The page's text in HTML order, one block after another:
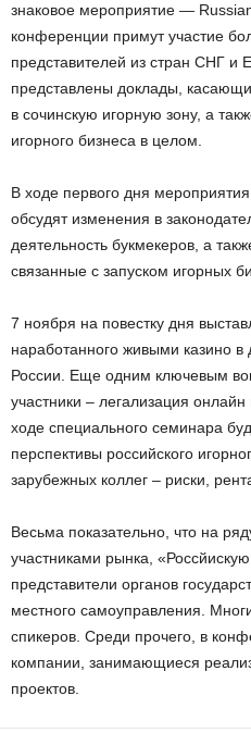
знаковое мероприятие —
конференции примут участие
представителей из стран СНГ и
представлены доклады,
в сочинскую игорную зону, а
игорного бизнеса в целом.
В ходе первого дня
обсудят изменения в
деятельность букмекеров, а
связанные с запуском игорных
7 ноября на повестку дня
наработанного живыми казино
России. Еще одним ключевым
участники – легализация
ходе специального семинара
перспективы российского
зарубежных коллег – риски,
Весьма показательно, что на
участниками рынка,
представители органов
местного самоуправления.
спикеров. Среди прочего, в
компании, занимающиеся
проектов.